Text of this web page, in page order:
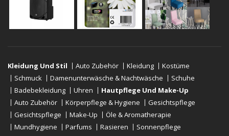
Kleidung Und Stil Auto Zubehör Kleidung
Kostüme
Schmuck
Damenunterwäsche & Nachtwäsche
Schuhe
Badebekleidung
Uhren
Hautpflege Und Make-Up
Auto Zubehör
Körperpflege & Hygiene
Gesichtspflege
Gesichtspflege
Make-Up
Öle & Aromatherapie
Mundhygiene
Parfums Rasieren
Sonnenpflege